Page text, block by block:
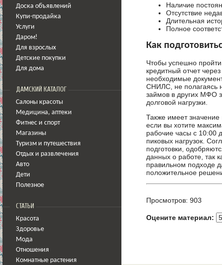
Доска объявлений
Купи-продайка
Услуги
Даром!
Для взрослых
Детские покупки
Для дома
ДАМСКИЙ КАТАЛОГ
Салоны красоты
Медицина, аптеки
Фитнес и спорт
Магазины
Туризм и путешествия
Отдых и развлечения
Авто
Дети
Полезное
СТАТЬИ
Красота
Здоровье
Мода
Отношения
Комнатные растения
Наличие
Отсутствие
Длительная
Полное
Как
Чтобы успешно
кредитный отчет
необходимые
СНИЛС, не полагаясь
займов в других МФО
долговой нагрузки.
Также имеет значение
если вы хотите
рабочие часы с 10:00
пиковых нагрузок.
подготовки,
данных о работе, так
правильном подходе
положительное
Просмотров: 903
Оцените материал: